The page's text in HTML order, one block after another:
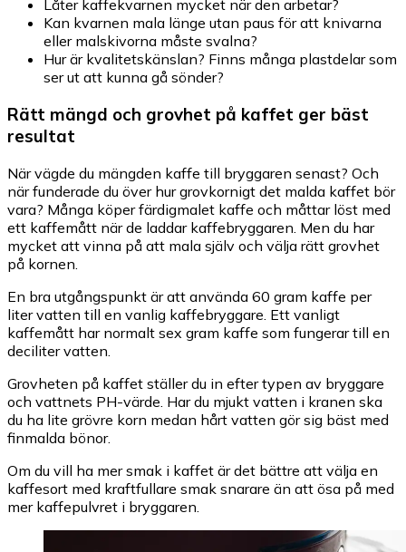
Låter kaffekvarnen mycket när den arbetar?
Kan kvarnen mala länge utan paus för att knivarna
eller malskivorna måste svalna?
Hur är kvalitetskänslan? Finns många plastdelar som
ser ut att kunna gå sönder?
Rätt mängd och grovhet på kaffet ger bäst
resultat
När vägde du mängden kaffe till bryggaren senast? Och
när funderade du över hur grovkornigt det malda kaffet bör
vara? Många köper färdigmalet kaffe och måttar löst med
ett kaffemått när de laddar kaffebryggaren. Men du har
mycket att vinna på att mala själv och välja rätt grovhet
på kornen.
En bra utgångspunkt är att använda 60 gram kaffe per
liter vatten till en vanlig kaffebryggare. Ett vanligt
kaffemått har normalt sex gram kaffe som fungerar till en
deciliter vatten.
Grovheten på kaffet ställer du in efter typen av bryggare
och vattnets PH-värde. Har du mjukt vatten i kranen ska
du ha lite grövre korn medan hårt vatten gör sig bäst med
finmalda bönor.
Om du vill ha mer smak i kaffet är det bättre att välja en
kaffesort med kraftfullare smak snarare än att ösa på med
mer kaffepulvret i bryggaren.